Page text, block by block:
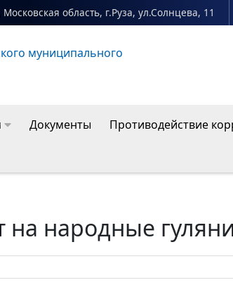
Московская область, г.Руза, ул.Солнцева, 11
муниципального
Сайт
Документы
Противодействие
народные